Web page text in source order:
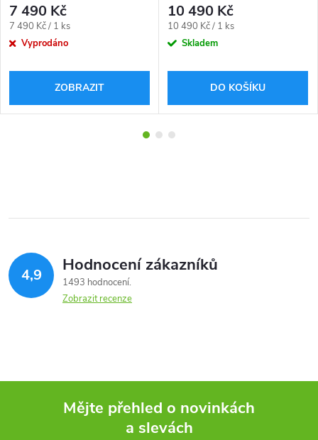
7 490 Kč
Měrná
cena:
7 490 Kč / 1 ks
Vyprodáno
ZOBRAZIT
10 490 Kč
Měrná
cena:
10 490 Kč / 1 ks
Skladem
DO KOŠÍKU
4,9 Hodnocení zákazníků
1493 hodnocení
Zobrazit recenze
Mějte přehled o novinkách
a slevách